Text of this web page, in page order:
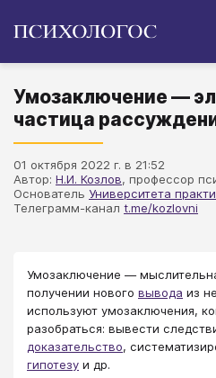
Умозаключение —
частица
01 октября 2022 г. в 21:52
Автор: Н.И. Козлов, профессор
Основатель Университета
Телеграмм-канал t.me/kozlovni
Умозаключение —
получении нового вывода из
используют умозаключения,
разобраться: вывести
доказательство,
гипотезу и др.